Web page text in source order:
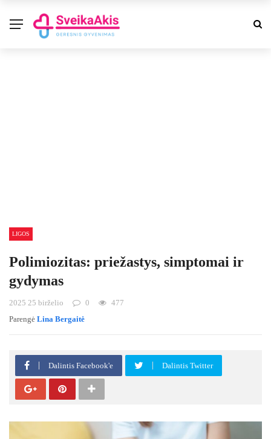
LIGOS
Polimiozitas: priežastys, simptomai ir
gydymas
2025 25 birželio 0
477
Parengė Lina Bergaitė
Dalintis Facebook'e Dalintis Twitter